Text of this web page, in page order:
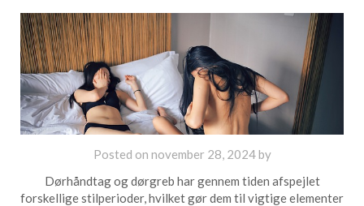
Posted on november 28, 2024by
Dørhåndtag og dørgreb har gennem tiden afspejlet
forskellige stilperioder, hvilket gør dem til vigtige elementer